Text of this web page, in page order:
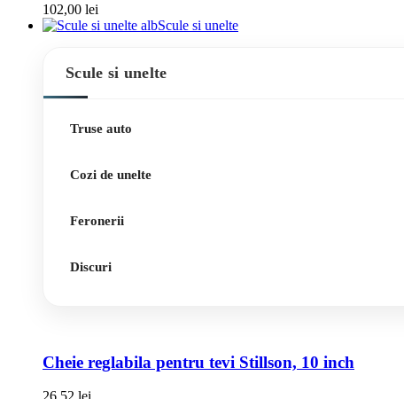
102,00 lei
Scule si unelte
Scule si unelte
Truse auto
Cozi de unelte
Feronerii
Discuri
Cheie reglabila pentru tevi Stillson, 10 inch